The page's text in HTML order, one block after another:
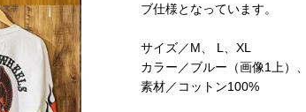
ブ仕様となっています。
サイズ／M、 L、XL
カラー／ブルー（画像1上）
素材／コットン100%